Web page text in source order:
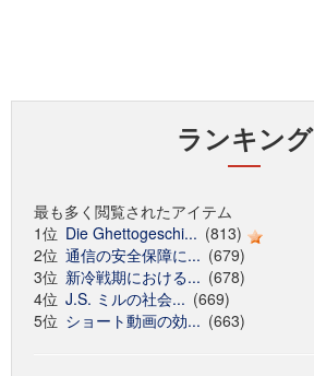
ランキング
最も多く閲覧されたアイテム
1位 Die Ghettogeschi... (813)
2位 通信の安全保障に... (679)
3位 新冷戦期における... (678)
4位 J.S. ミルの社会... (669)
5位 ショート動画の効... (663)